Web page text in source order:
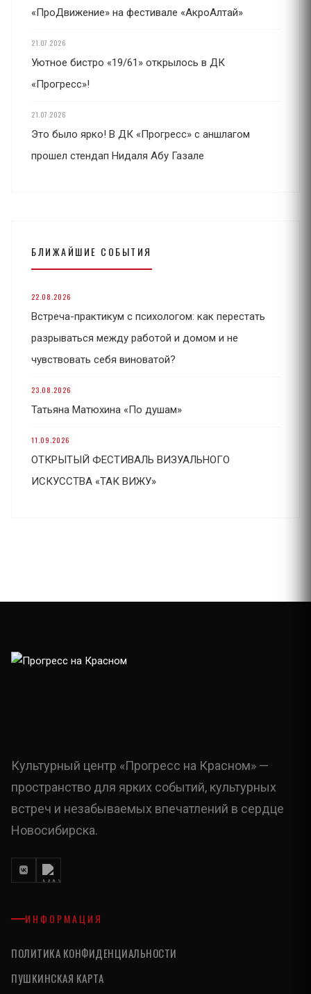
«ПроДвижение» на фестивале «АкроАлтай»
21.07.2026
Уютное бистро «19/61» открылось в ДК
«Прогресс»!
21.07.2026
Это было ярко! В ДК «Прогресс» с аншлагом
прошел стендап Нидаля Абу Газале
БЛИЖАЙШИЕ СОБЫТИЯ
22.08.2026
Встреча-практикум с психологом: как перестать
разрываться между работой и домом и не
чувствовать себя виноватой?
23.08.2026
Татьяна Матюхина «По душам»
11.09.2026
ОТКРЫТЫЙ ФЕСТИВАЛЬ ВИЗУАЛЬНОГО
ИСКУССТВА «ТАК ВИЖУ»
Культурный центр «Прогресс на Красном» —
пространство для ярких событий, культурных
встреч и незабываемых впечатлений в сердце
Новосибирска.
ИНФОРМАЦИЯ
ПОЛИТИКА КОНФИДЕНЦИАЛЬНОСТИ
ПУШКИНСКАЯ КАРТА